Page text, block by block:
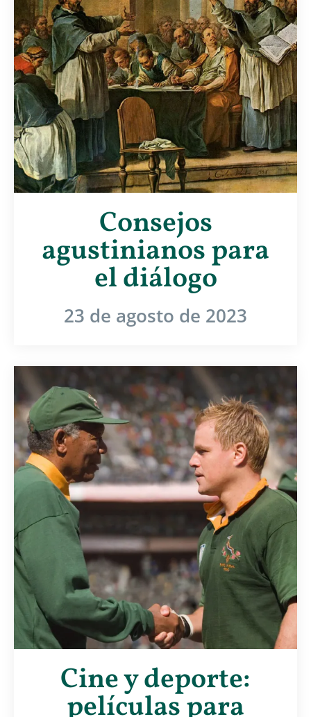
Consejos
agustinianos para
el diálogo
23 de agosto de 2023
Cine y deporte:
películas para